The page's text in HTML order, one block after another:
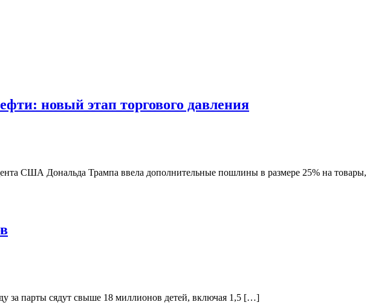
новый этап торгового давления
США Дональда Трампа ввела дополнительные пошлины в размере 25% на товары,
за парты сядут свыше 18 миллионов детей, включая 1,5 […]